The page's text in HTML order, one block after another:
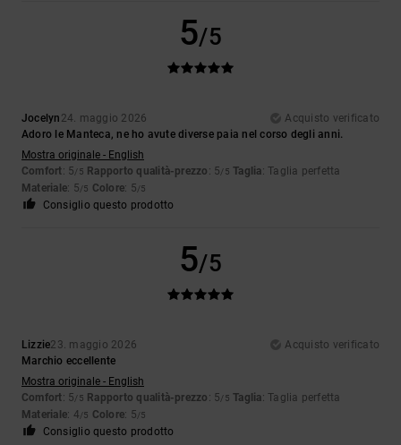
5/5
Jocelyn 24. maggio 2026
Acquisto verificato
Adoro le Manteca, ne ho avute diverse paia nel corso degli anni.
Mostra originale - English
Comfort: 5/5 Rapporto qualità-prezzo : 5/5 Taglia: Taglia perfetta
Materiale: 5/5 Colore: 5/5
Consiglio questo prodotto
5/5
Lizzie23. maggio 2026
Acquisto verificato
Marchio eccellente
Mostra originale - English
Comfort: 5/5 Rapporto qualità-prezzo : 5/5 Taglia: Taglia perfetta
Materiale: 4/5 Colore: 5/5
Consiglio questo prodotto